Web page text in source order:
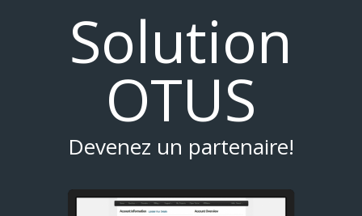
Solution
OTUS
Devenez un partenaire!